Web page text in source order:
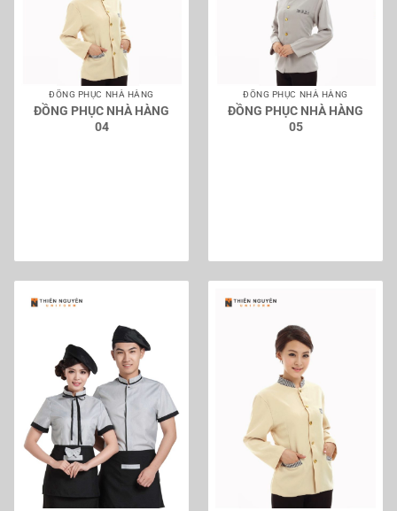
ĐỒNG PHỤC NHÀ HÀNG
ĐỒNG PHỤC NHÀ HÀNG
04
ĐỒNG PHỤC NHÀ HÀNG
ĐỒNG PHỤC NHÀ HÀNG
05